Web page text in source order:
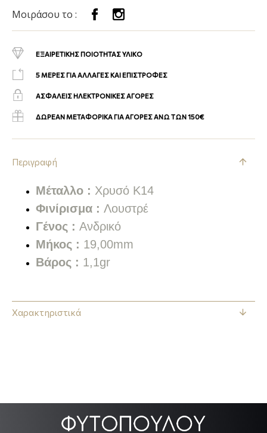
Μοιράσου το :
ΕΞΑΙΡΕΤΙΚΗΣ ΠΟΙΟΤΗΤΑΣ ΥΛΙΚΟ
5 ΜΕΡΕΣ ΓΙΑ ΑΛΛΑΓΕΣ ΚΑΙ ΕΠΙΣΤΡΟΦΕΣ
ΑΣΦΑΛΕΙΣ ΗΛΕΚΤΡΟΝΙΚΕΣ ΑΓΟΡΕΣ
ΔΩΡΕΑΝ ΜΕΤΑΦΟΡΙΚΑ ΓΙΑ ΑΓΟΡΕΣ ΑΝΩ ΤΩΝ 150€
Περιγραφή
Μέταλλο : Χρυσό Κ14
Φινίρισμα : Λουστρέ
Γένος : Ανδρικό
Μήκος : 19,00mm
Βάρος : 1,1gr
Χαρακτηριστικά